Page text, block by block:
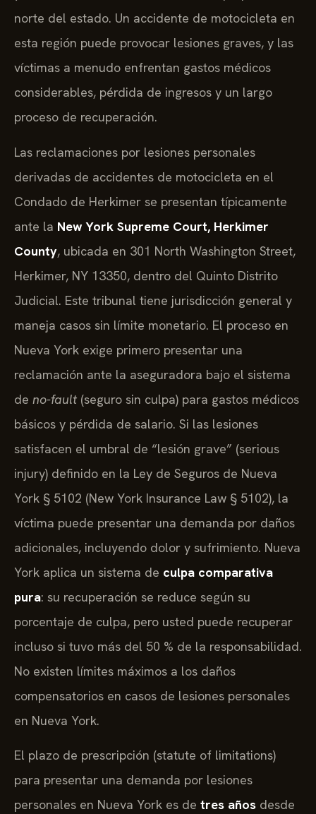
norte del estado. Un accidente de motocicleta en
esta región puede provocar lesiones graves, y las
víctimas a menudo enfrentan gastos médicos
considerables, pérdida de ingresos y un largo
proceso de recuperación.
Las reclamaciones por lesiones personales
derivadas de accidentes de motocicleta en el
Condado de Herkimer se presentan típicamente
ante la New York Supreme Court, Herkimer
County, ubicada en 301 North Washington Street,
Herkimer, NY 13350, dentro del Quinto Distrito
Judicial. Este tribunal tiene jurisdicción general y
maneja casos sin límite monetario. El proceso en
Nueva York exige primero presentar una
reclamación ante la aseguradora bajo el sistema
de no-fault(seguro sin culpa) para gastos médicos
básicos y pérdida de salario. Si las lesiones
satisfacen el umbral de “lesión grave” (serious
injury) definido en la Ley de Seguros de Nueva
York § 5102 (New York Insurance Law § 5102), la
víctima puede presentar una demanda por daños
adicionales, incluyendo dolor y sufrimiento. Nueva
York aplica un sistema de culpa comparativa
pura: su recuperación se reduce según su
porcentaje de culpa, pero usted puede recuperar
incluso si tuvo más del 50 % de la responsabilidad.
No existen límites máximos a los daños
compensatorios en casos de lesiones personales
en Nueva York.
El plazo de prescripción (statute of limitations)
para presentar una demanda por lesiones
personales en Nueva York es de tres años desde